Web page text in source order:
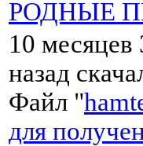
РОДНЫЕ
10 месяцев
назад
Файл "
для